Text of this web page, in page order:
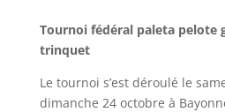
Tournoi fédéral paleta pelote
trinquet
Le tournoi s’est déroulé le
dimanche 24 octobre à